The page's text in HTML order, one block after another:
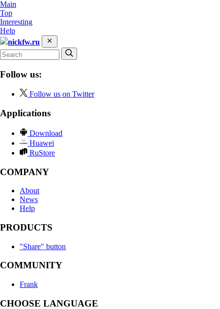
Main
Top
Interesting
Help
nickfw.ru
Follow us:
Follow us on Twitter
Applications
Download
Huawei
RuStore
COMPANY
About
News
Help
PRODUCTS
"Share" button
COMMUNITY
Frank
CHOOSE LANGUAGE